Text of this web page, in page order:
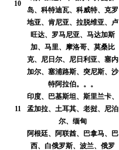
10
岛、科特迪瓦、科威特、克罗
地亚、肯尼亚、拉脱维亚、卢
旺达、罗马尼亚、马达加斯
加、马里、摩洛哥、莫桑比
克、尼日尔、尼日利亚、塞内
加尔、塞浦路斯、突尼斯、沙
特阿拉伯。。。
11
印度、巴基斯坦、斯里兰卡、
孟加拉、土耳其、老挝、尼泊
尔、缅甸
阿根廷、阿联酋、巴拿马、巴
西、白俄罗斯、波兰、俄罗